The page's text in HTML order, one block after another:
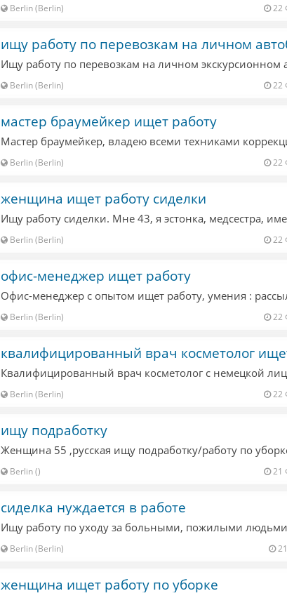
Berlin (Berlin) 22
ищу работу по перевозкам на личном
Ищу работу по перевозкам на личном экскурсионном
Berlin (Berlin) 22
мастер браумейкер ищет работу
Berlin (Berlin) 22
женщина ищет работу сиделки
Berlin (Berlin) 22
офис-менеджер ищет работу
Berlin (Berlin) 22
квалифицированный врач косметолог
Berlin (Berlin) 22
ищу подработку
Berlin () 21
сиделка нуждается в работе
Berlin (Berlin)
женщина ищет работу по уборке